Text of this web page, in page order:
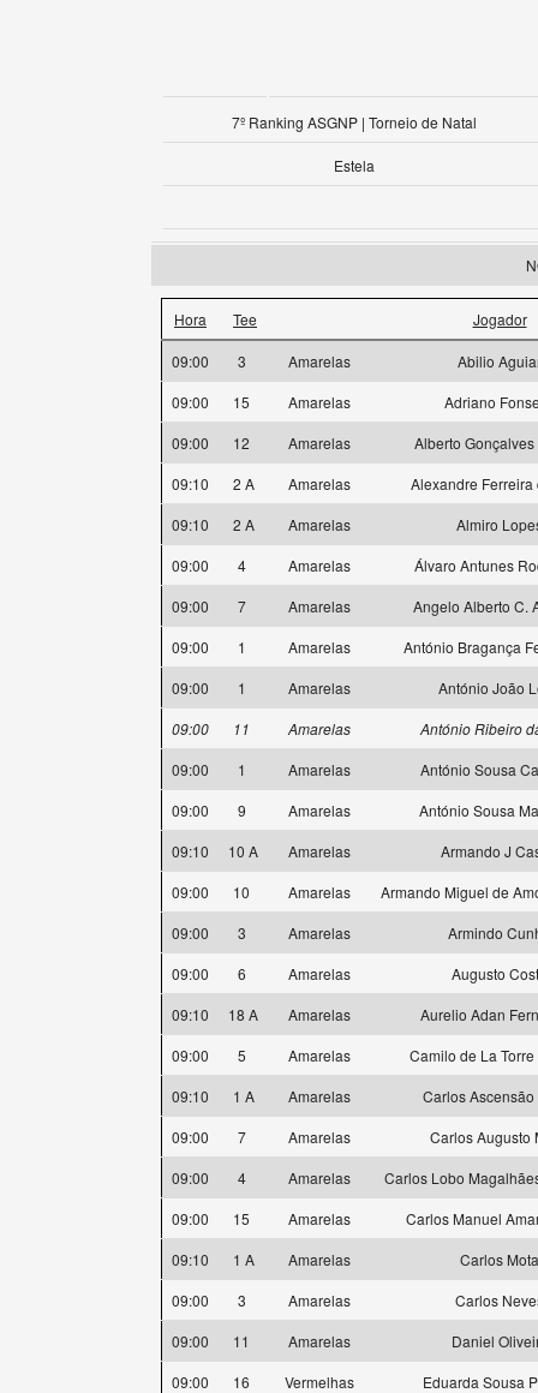
7º Ranking ASGNP | Torneio de Natal
Estela
Hora Tee Jogador
09:00 3 Amarelas
Abilio
09:00
15 Amarelas
Adriano
09:00
12 Amarelas
Alberto
09:10
2 A Amarelas
Alexandre Ferreira
09:10
2 A Amarelas
Almiro
09:00
4 Amarelas
Álvaro Antunes
09:00
7 Amarelas
Angelo Alberto C.
09:00
1 Amarelas
António Bragança
09:00
1 Amarelas
António João
09:00
11 Amarelas
António Ribeiro
09:00
1 Amarelas
António Sousa
09:00
9 Amarelas
António Sousa
09:10
10 A Amarelas
Armando J
09:00
10 Amarelas
Armando Miguel de
09:00
3 Amarelas
Armindo
09:00
6 Amarelas
Augusto
09:10
18 A Amarelas
Aurelio Adan
09:00
5 Amarelas
Camilo de La
09:10
1 A Amarelas
Carlos
09:00
7 Amarelas
Carlos Augusto
09:00
4 Amarelas
Carlos Lobo
09:00
15 Amarelas
Carlos Manuel
09:10
1 A Amarelas
Carlos Mota
09:00
3 Amarelas
Carlos
09:00
11 Amarelas
Daniel
09:00
16 Vermelhas
Eduarda Sousa